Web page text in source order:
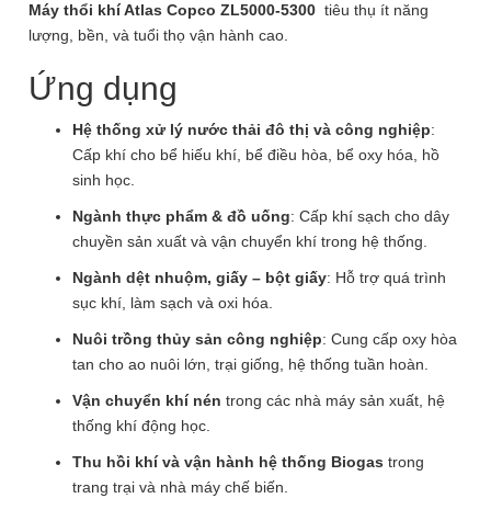
Máy thổi khí Atlas Copco ZL5000-5300 tiêu thụ ít năng
lượng, bền, và tuổi thọ vận hành cao.
Ứng dụng
Hệ thống xử lý nước thải đô thị và công nghiệp:
Cấp khí cho bể hiếu khí, bể điều hòa, bể oxy hóa, hồ
sinh học.
Ngành thực phẩm & đồ uống: Cấp khí sạch cho dây
chuyền sản xuất và vận chuyển khí trong hệ thống.
Ngành dệt nhuộm, giấy – bột giấy: Hỗ trợ quá trình
sục khí, làm sạch và oxi hóa.
Nuôi trồng thủy sản công nghiệp: Cung cấp oxy hòa
tan cho ao nuôi lớn, trại giống, hệ thống tuần hoàn.
Vận chuyển khí nén trong các nhà máy sản xuất, hệ
thống khí động học.
Thu hồi khí và vận hành hệ thống Biogas trong
trang trại và nhà máy chế biến.